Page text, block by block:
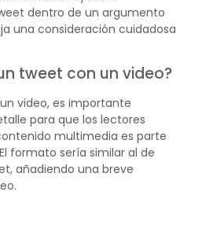
dentro de un argumento
una consideración cuidadosa
tweet con un video?
video, es importante
para que los lectores
multimedia es parte
formato sería similar al de
añadiendo una breve